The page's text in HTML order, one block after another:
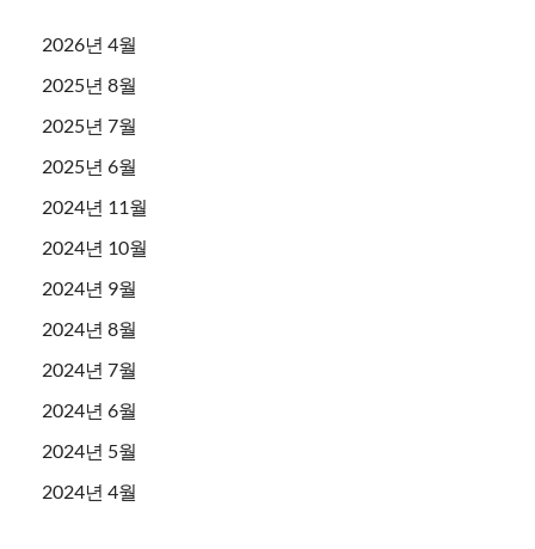
2026년 4월
2025년 8월
2025년 7월
2025년 6월
2024년 11월
2024년 10월
2024년 9월
2024년 8월
2024년 7월
2024년 6월
2024년 5월
2024년 4월